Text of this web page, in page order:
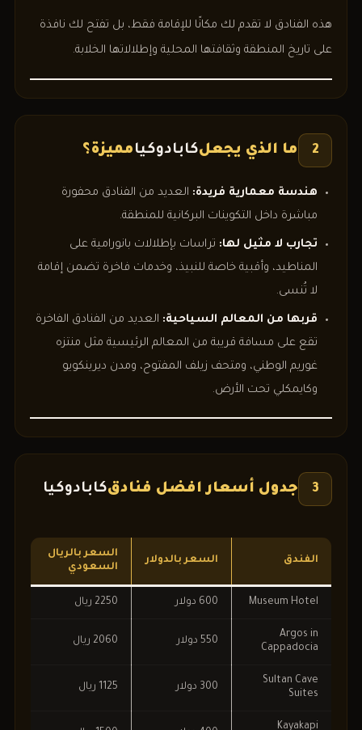
هذه الفنادق لا تقدم لك مكانًا للإقامة فقط، بل تفتح لك نافذة
على تاريخ المنطقة وثقافتها المحلية وإطلالاتها الخلابة.
2 ما الذي يجعلكابادوكيا مميزة؟
هندسة معمارية فريدة: العديد من الفنادق محفورة
مباشرة داخل التكوينات البركانية للمنطقة.
تجارب لا مثيل لها: تراسات بإطلالات بانورامية على
المناطيد، وأقبية خاصة للنبيذ، وخدمات فاخرة تضمن إقامة
لا تُنسى.
قربها من المعالم السياحية: العديد من الفنادق الفاخرة
تقع على مسافة قريبة من المعالم الرئيسية مثل منتزه
غوريم الوطني، ومتحف زيلف المفتوح، ومدن ديرينكويو
وكايمكلي تحت الأرض.
3 جدول أسعار افضل فنادقكابادوكيا
الفندق السعر بالدولار
السعر بالريال
السعودي
Museum Hotel 600 دولار 2250 ريال
Argos in
Cappadocia
550 دولار 2060 ريال
Sultan Cave
Suites
300 دولار 1125 ريال
Kayakapi